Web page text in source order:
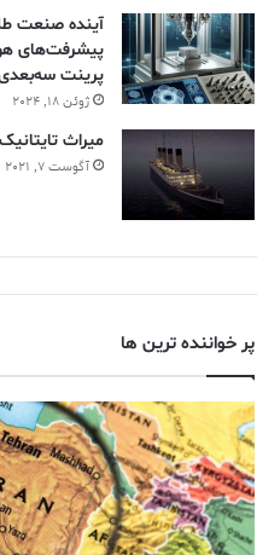
آینده صنعت
پیشرفت‌های
پرینت
ژوئن 18, 2024
ميراث تايتانيک
آگوست 7, 2021
پر خواننده ترین ها